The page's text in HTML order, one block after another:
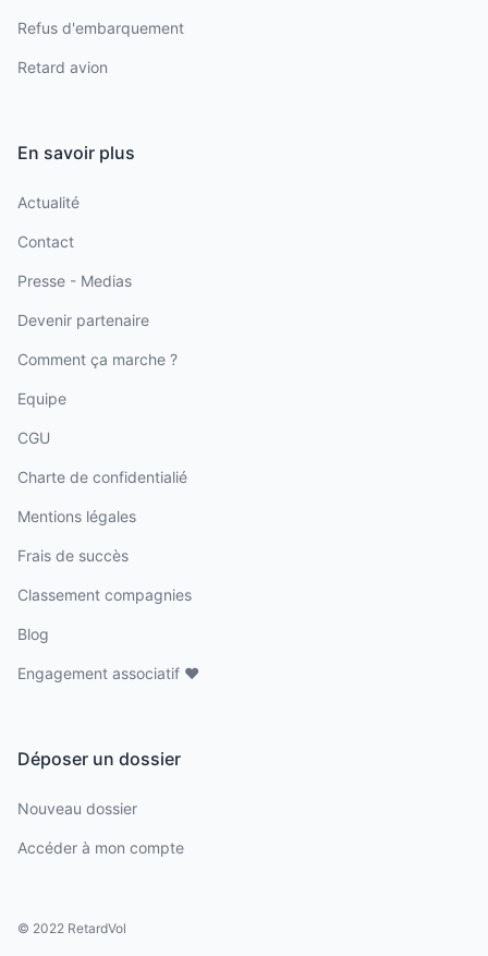
Refus d'embarquement
Retard avion
En savoir plus
Actualité
Contact
Presse - Medias
Devenir partenaire
Comment ça marche ?
Equipe
CGU
Charte de confidentialié
Mentions légales
Frais de succès
Classement compagnies
Blog
Engagement associatif ❤️
Déposer un dossier
Nouveau dossier
Accéder à mon compte
© 2022 RetardVol